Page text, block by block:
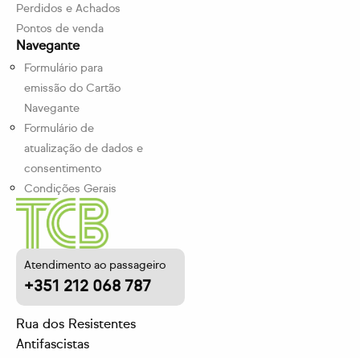
Atendimento ao passageiro
+351 212 068 787
Rua dos Resistentes
Antifascistas
Perdidos e Achados
Pontos de venda
Navegante
Formulário para
emissão do Cartão
Navegante
Formulário de
atualização de dados e
consentimento
Condições Gerais